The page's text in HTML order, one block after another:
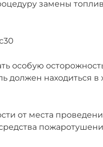
замены
особую
должен находиться в
от места